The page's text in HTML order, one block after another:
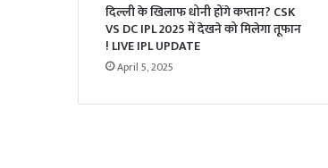
दिल्ली के खिलाफ धोनी होंगे कप्तान? CSK
VS DC IPL 2025 में देखने को मिलेगा तूफान
! LIVE IPL UPDATE
April 5, 2025